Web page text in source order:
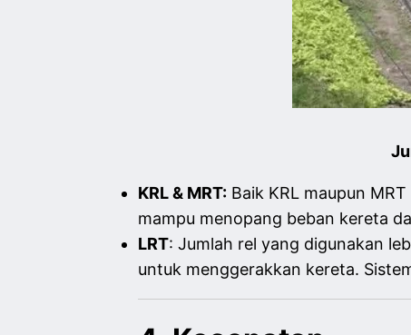
KRL & MRT: Baik KRL maupun
mampu menopang beban kereta
LRT: Jumlah rel yang digunakan
untuk menggerakkan kereta.